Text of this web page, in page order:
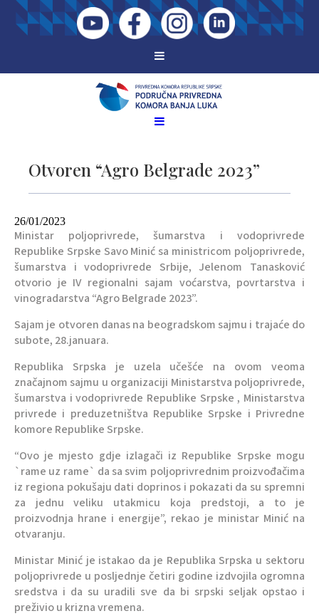
Otvoren “Agro Belgrade 2023”
26/01/2023
Ministar poljoprivrede, šumarstva i vodoprivrede
Republike Srpske Savo Minić sa ministricom poljoprivrede,
šumarstva i vodoprivrede Srbije, Jelenom Tanasković
otvorio je IV regionalni sajam voćarstva, povrtarstva i
vinogradarstva “Agro Belgrade 2023”.
Sajam je otvoren danas na beogradskom sajmu i trajaće do
subote, 28.januara.
Republika Srpska je uzela učešće na ovom veoma
značajnom sajmu u organizaciji Ministarstva poljoprivrede,
šumarstva i vodoprivrede Republike Srpske , Ministarstva
privrede i preduzetništva Republike Srpske i Privredne
komore Republike Srpske.
“Ovo je mjesto gdje izlagači iz Republike Srpske mogu
`rame uz rame` da sa svim poljoprivrednim proizvođačima
iz regiona pokušaju dati doprinos i pokazati da su spremni
za jednu veliku utakmicu koja predstoji, a to je
proizvodnja hrane i energije”, rekao je ministar Minić na
otvaranju.
Ministar Minić je istakao da je Republika Srpska u sektoru
poljoprivrede u posljednje četiri godine izdvojila ogromna
sredstva i da su uradili sve da bi srpski seljak opstao i
preživio u krizna vremena.